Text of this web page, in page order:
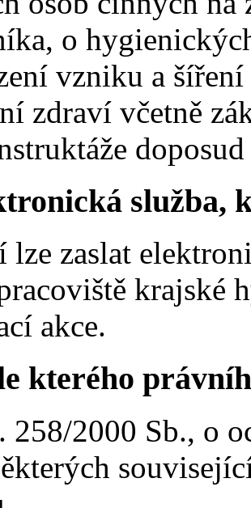
o
vzniku a
zdraví včetně
služba,
lze zaslat
krajské
akce.
kterého
258/2000 Sb., o